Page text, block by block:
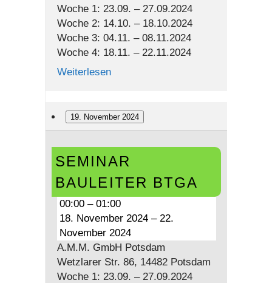
Woche 1: 23.09. – 27.09.2024
Woche 2: 14.10. – 18.10.2024
Woche 3: 04.11. – 08.11.2024
Woche 4: 18.11. – 22.11.2024
Weiterlesen
19. November 2024
Bauleiter
BTGA
SEMINAR
BAULEITER BTGA
00:00 – 01:00
18. November 2024 – 22.
November 2024
A.M.M. GmbH Potsdam
Wetzlarer Str. 86, 14482 Potsdam
Woche 1: 23.09. – 27.09.2024